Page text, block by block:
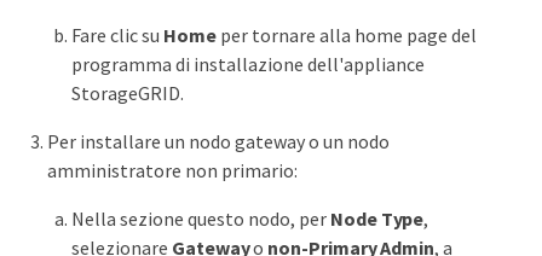
Fare clic su Homeper tornare alla home page del
programma di installazione dell'appliance
StorageGRID.
Per installare un nodo gateway o un nodo
amministratore non primario:
Nella sezione questo nodo, per Node Type,
selezionare Gatewayo non-Primary Admin, a